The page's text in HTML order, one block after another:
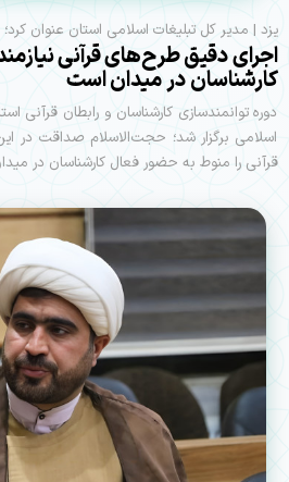
یزد | مدیر کل تبلیغات اسلامی استان عنوان کرد؛
اجرای دقیق طرح‌های قرآنی
کارشناسان در میدان است
دوره توانمندسازی کارشناسان و رابطان قرآنی
اسلامی برگزار شد؛ حجت‌الاسلام صداقت
قرآنی را منوط به حضور فعال کارشناسان در